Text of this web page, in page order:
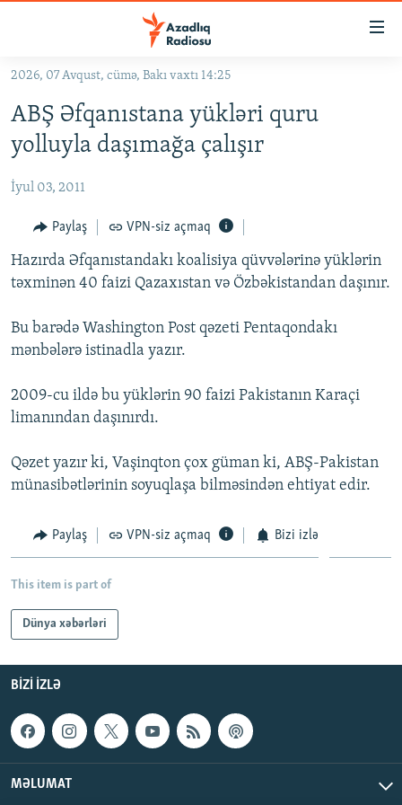
Əsas
qayıt
Əsas
naviqasiyaya
qayıt
#İZAHLA
KORRUPSIOMETR
#ƏSLINDƏ
FƏRQƏ BAX
QANUNI DOĞRU
ARAŞDIRMA
MULTIMEDIA
VIDEO
FOTOQALEREYA
İNFOQRAFIKA
KARIKATURA
RADIO ARXIV
OXU ZALI
AZƏRBAYCAN ƏDƏBIYYATI KITABXANASI
İSLAM VƏ DEMOKRATIYA
İZ - MƏDƏNIYYƏT PROQRAMI
HAQQIMIZDA
MISSIYAMIZ
PEŞƏ ETIKASI VƏ JURNALISTIKA STANDARTLARIMIZ
MATERIALLARIMIZDAN ISTIFADƏ
XƏBƏR BÜLLETENLƏRIMIZ
2026, 07 Avqust, cümə, Bakı vaxtı 14:25
ABŞ Əfqanıstana yükləri quru
yolluyla daşımağa çalışır
İyul 03, 2011
Paylaş VPN-siz açmaq
Hazırda Əfqanıstandakı koalisiya qüvvələrinə yüklərin
təxminən 40 faizi Qazaxıstan və Özbəkistandan daşınır.
Bu barədə Washington Post qəzeti Pentaqondakı
mənbələrə istinadla yazır.
2009-cu ildə bu yüklərin 90 faizi Pakistanın Karaçi
limanından daşınırdı.
Qəzet yazır ki, Vaşinqton çox güman ki, ABŞ-Pakistan
münasibətlərinin soyuqlaşa bilməsindən ehtiyat edir.
Paylaş VPN-siz açmaq Bizi izlə
This item is part of
Dünya xəbərləri
BIZI IZLƏ
MƏLUMAT